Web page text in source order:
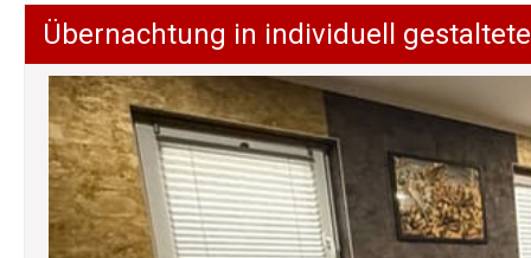
Übernachtung in individuell